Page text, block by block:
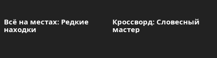
Всё на местах: Редкие
находки
Кроссворд: Словесный
мастер